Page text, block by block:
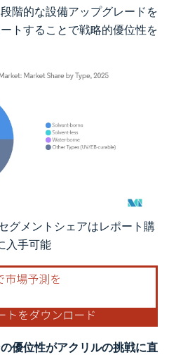
階的な設備アップグレードを
トすることで戦略的優位性を
はCC BY 4.0の表示が必要です。
グメントシェアはレポート購
入手可能
優位性がアクリルの挑戦に直